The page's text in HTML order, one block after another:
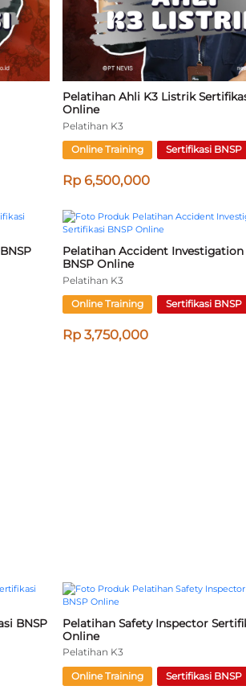
& Sertifikasi
PelatihanOnline
Pelatihan Ahli K3 Listrik
Online
Pelatihan K3